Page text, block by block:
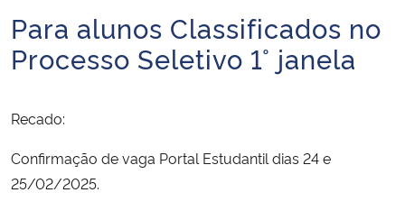
Ministério da Infraestrutura
Ministério da Cidadania
Início do conteúdo
Para alunos Classificados no
Processo Seletivo 1° janela
Recado:
Confirmação de vaga Portal Estudantil dias 24 e
25/02/2025.